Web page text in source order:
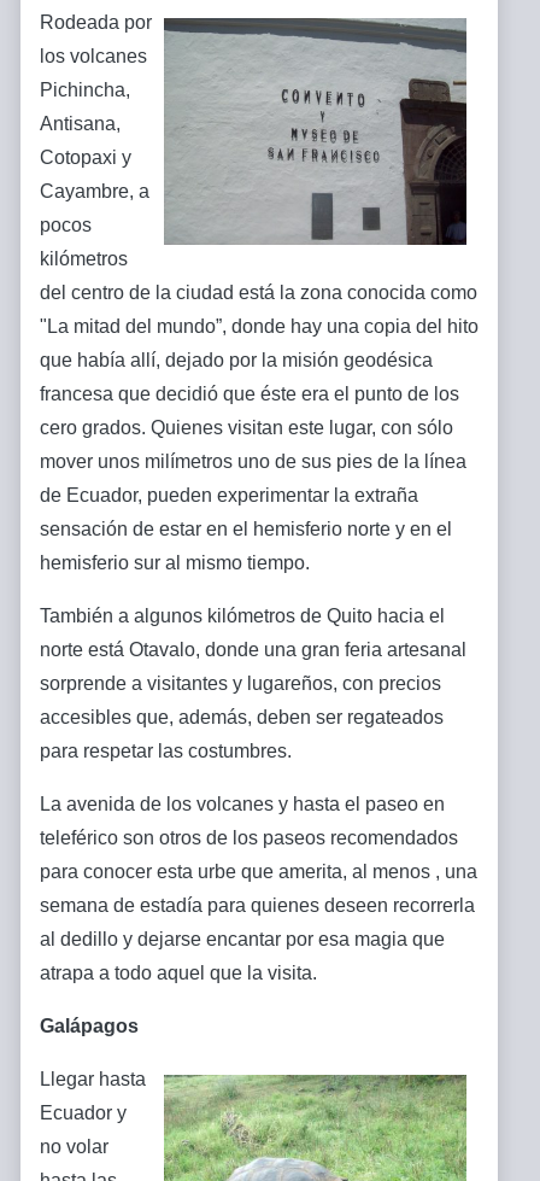
Rodeada por
los volcanes
Pichincha,
Antisana,
Cotopaxi y
Cayambre, a
pocos
kilómetros
del centro de la ciudad está la zona conocida como
"La mitad del mundo”, donde hay una copia del hito
que había allí, dejado por la misión geodésica
francesa que decidió que éste era el punto de los
cero grados. Quienes visitan este lugar, con sólo
mover unos milímetros uno de sus pies de la línea
de Ecuador, pueden experimentar la extraña
sensación de estar en el hemisferio norte y en el
hemisferio sur al mismo tiempo.
También a algunos kilómetros de Quito hacia el
norte está Otavalo, donde una gran feria artesanal
sorprende a visitantes y lugareños, con precios
accesibles que, además, deben ser regateados
para respetar las costumbres.
La avenida de los volcanes y hasta el paseo en
teleférico son otros de los paseos recomendados
para conocer esta urbe que amerita, al menos , una
semana de estadía para quienes deseen recorrerla
al dedillo y dejarse encantar por esa magia que
atrapa a todo aquel que la visita.
Galápagos
Llegar hasta
Ecuador y
no volar